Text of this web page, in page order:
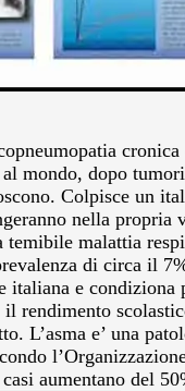
cronica
mondo, dopo
Colpisce un
nella propria
temibile malattia
di circa il
italiana e condiziona
il rendimento
L’asma e’ una
aumentano del